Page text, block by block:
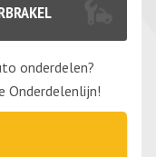
onderdelen?
Onderdelenlijn!